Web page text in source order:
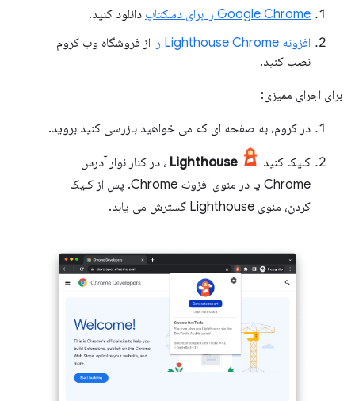
Google Chrome را برای دسکتاپ
دانلود کنید.
افزونه Lighthouse Chrome را
از فروشگاه وب کروم
نصب کنید.
برای اجرای ممیزی:
در کروم، به صفحه ای که می خواهید بازرسی کنید بروید.
کلیک کنید Lighthouse ، در کنار نوار آدرس
Chrome یا در منوی افزونه Chrome. پس از کلیک
کردن، منوی Lighthouse گسترش می یابد.